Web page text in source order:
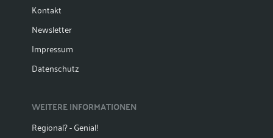
Kontakt
Newsletter
Impressum
Datenschutz
WEITERE INFORMATIONEN
Regional? - Genial!